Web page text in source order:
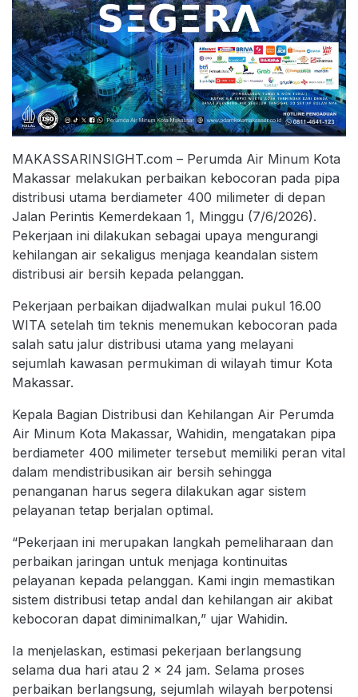
MAKASSARINSIGHT.com – Perumda Air Minum Kota
Makassar melakukan perbaikan kebocoran pada pipa
distribusi utama berdiameter 400 milimeter di depan
Jalan Perintis Kemerdekaan 1, Minggu (7/6/2026).
Pekerjaan ini dilakukan sebagai upaya mengurangi
kehilangan air sekaligus menjaga keandalan sistem
distribusi air bersih kepada pelanggan.
Pekerjaan perbaikan dijadwalkan mulai pukul 16.00
WITA setelah tim teknis menemukan kebocoran pada
salah satu jalur distribusi utama yang melayani
sejumlah kawasan permukiman di wilayah timur Kota
Makassar.
Kepala Bagian Distribusi dan Kehilangan Air Perumda
Air Minum Kota Makassar, Wahidin, mengatakan pipa
berdiameter 400 milimeter tersebut memiliki peran vital
dalam mendistribusikan air bersih sehingga
penanganan harus segera dilakukan agar sistem
pelayanan tetap berjalan optimal.
“Pekerjaan ini merupakan langkah pemeliharaan dan
perbaikan jaringan untuk menjaga kontinuitas
pelayanan kepada pelanggan. Kami ingin memastikan
sistem distribusi tetap andal dan kehilangan air akibat
kebocoran dapat diminimalkan,” ujar Wahidin.
Ia menjelaskan, estimasi pekerjaan berlangsung
selama dua hari atau 2 x 24 jam. Selama proses
perbaikan berlangsung, sejumlah wilayah berpotensi